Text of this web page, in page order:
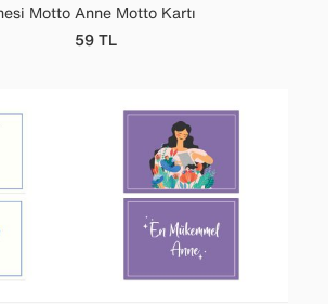
MottoAnne Motto Kartı
59TL